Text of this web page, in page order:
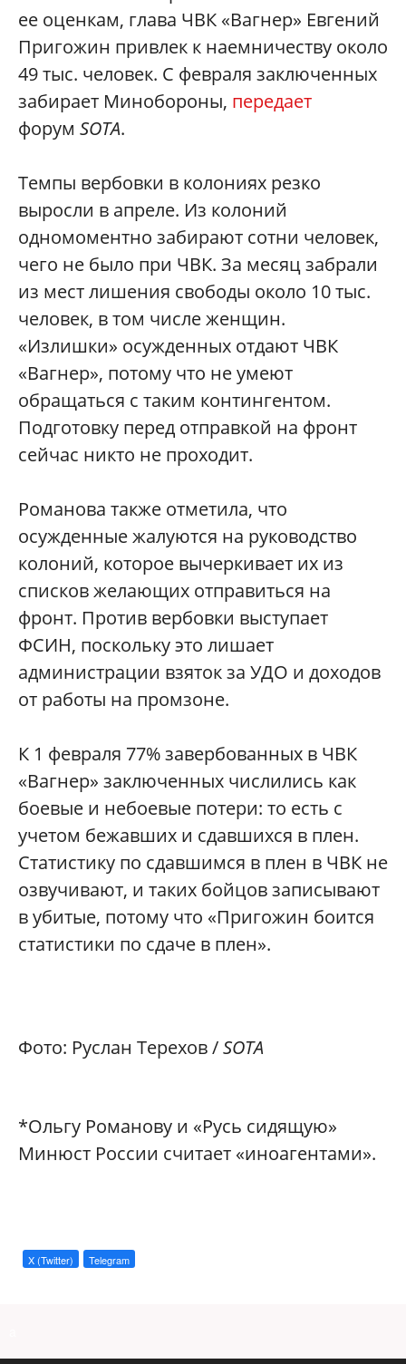
ее оценкам, глава ЧВК «Вагнер» Евгений
Пригожин привлек к наемничеству около
49 тыс. человек. С февраля заключенных
забирает Минобороны, передает
форум SOTA.
Темпы вербовки в колониях резко
выросли в апреле. Из колоний
одномоментно забирают сотни человек,
чего не было при ЧВК. За месяц забрали
из мест лишения свободы около 10 тыс.
человек, в том числе женщин.
«Излишки» осужденных отдают ЧВК
«Вагнер», потому что не умеют
обращаться с таким контингентом.
Подготовку перед отправкой на фронт
сейчас никто не проходит.
Романова также отметила, что
осужденные жалуются на руководство
колоний, которое вычеркивает их из
списков желающих отправиться на
фронт. Против вербовки выступает
ФСИН, поскольку это лишает
администрации взяток за УДО и доходов
от работы на промзоне.
К 1 февраля 77% завербованных в ЧВК
«Вагнер» заключенных числились как
боевые и небоевые потери: то есть с
учетом бежавших и сдавшихся в плен.
Статистику по сдавшимся в плен в ЧВК не
озвучивают, и таких бойцов записывают
в убитые, потому что «Пригожин боится
статистики по сдаче в плен».
Фото: Руслан Терехов /SOTA
*Ольгу Романову и «Русь сидящую»
Минюст России считает «иноагентами».
X (Twitter) Telegram